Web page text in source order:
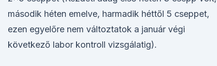
második héten emelve, harmadik héttől 5 cseppet,
ezen egyelőre nem változtatok a január végi
következő labor kontroll vizsgálatig).